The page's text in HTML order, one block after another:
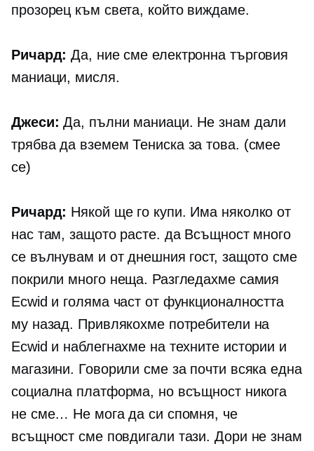
прозорец към света, който виждаме.
Ричард: Да, ние смеелектронна търговия
маниаци, мисля.
Джеси: Да, пълни маниаци. Не знам дали
трябва да вземемТенисказа това. (смее
се)
Ричард: Някой ще го купи. Има няколко от
нас там, защото расте. да Всъщност много
се вълнувам и от днешния гост, защото сме
покрили много неща. Разгледахме самия
Ecwid и голяма част от функционалността
му назад. Привлякохме потребители на
Ecwid и наблегнахме на техните истории и
магазини. Говорили сме за почти всяка една
социална платформа, но всъщност никога
не сме… Не мога да си спомня, че
всъщност сме повдигали тази. Дори не знам